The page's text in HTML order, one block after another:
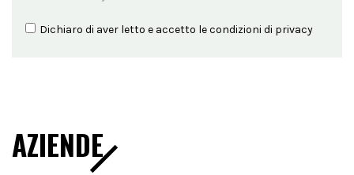
Dichiaro di aver letto e accetto le condizioni di privacy
AZIENDE